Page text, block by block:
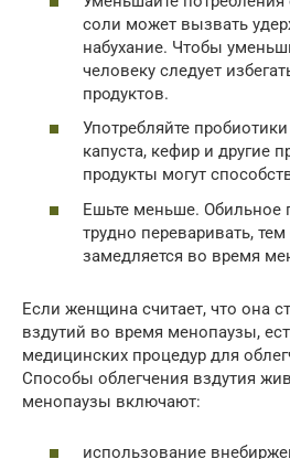
соли может вызвать
набухание. Чтобы
человеку следует
продуктов.
Употребляйте
капуста, кефир и другие
продукты могут
Ешьте меньше. Обильное
трудно переваривать,
замедляется во время
Если женщина считает, что она
вздутий во время менопаузы,
медицинских процедур для
Способы облегчения вздутия
менопаузы включают:
использование